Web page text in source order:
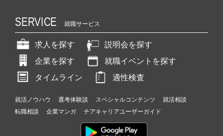
SERVICE 就職サービス
求人を探す
説明会を探す
企業を探す
就職イベントを探す
タイムライン
適性検査
就活ノウハウ 選考体験談 スペシャルコンテンツ
就活相談
転職相談
企業マンガ チアキャリアユーザーガイド